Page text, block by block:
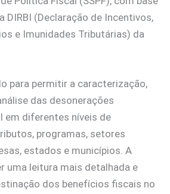
DIRBI (Declaração de Incentivos,
e Imunidades Tributárias) da
para permitir a caracterização,
das desonerações
em diferentes níveis de
programas, setores
estados e municípios. A
uma leitura mais detalhada e
dos benefícios fiscais no